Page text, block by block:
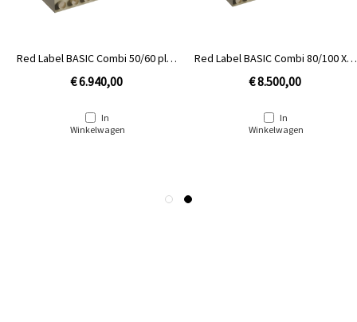
Red Label BASIC Combi 50/60 plus
€ 6.940,00
In
Winkelwagen
Red Label BASIC Combi 80/100 XXL
€ 8.500,00
In
Winkelwagen